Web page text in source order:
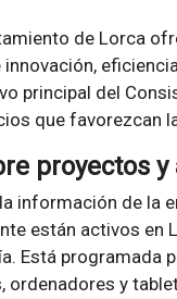
de Lorca
principal del
que favorezcan
proyectos
información de la
están activos en
Está programada
ordenadores y